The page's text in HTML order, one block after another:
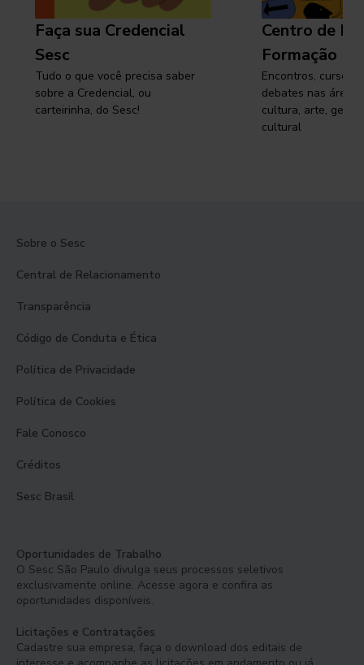
Faça sua Credencial
Sesc
Tudo o que você precisa saber
sobre a Credencial, ou
carteirinha, do Sesc!
Centro de
Formação
Encontros, cursos,
debates nas áreas
cultura, arte,
cultural
Sobre o Sesc
Central de Relacionamento
Transparência
Código de Conduta e Ética
Política de Privacidade
Política de Cookies
Fale Conosco
Créditos
Sesc Brasil
Oportunidades de Trabalho
O Sesc São Paulo divulga seus processos seletivos
exclusivamente online. Acesse agora e confira as
oportunidades disponíveis.
Licitações e Contratações
Cadastre sua empresa, faça o download dos editais de